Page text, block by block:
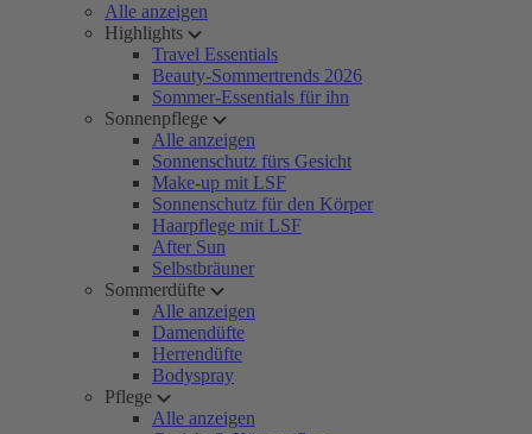
Alle anzeigen
Highlights
Travel Essentials
Beauty-Sommertrends 2026
Sommer-Essentials für ihn
Sonnenpflege
Alle anzeigen
Sonnenschutz fürs Gesicht
Make-up mit LSF
Sonnenschutz für den Körper
Haarpflege mit LSF
After Sun
Selbstbräuner
Sommerdüfte
Alle anzeigen
Damendüfte
Herrendüfte
Bodyspray
Pflege
Alle anzeigen